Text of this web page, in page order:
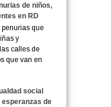
de niños,
en RD
penurias que
y
calles de
que van en
social
de